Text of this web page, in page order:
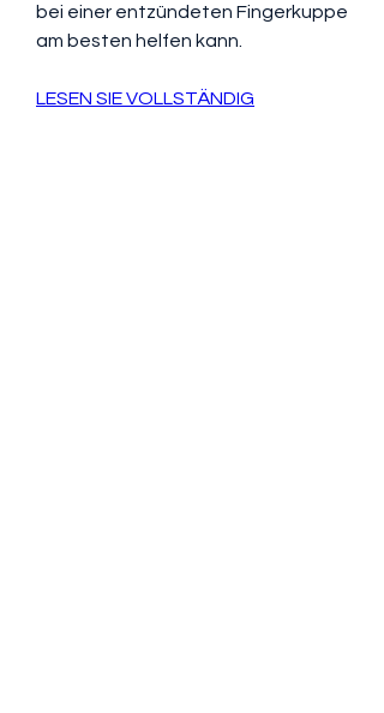
bei einer entzündeten Fingerkuppe
am besten helfen kann.
LESEN SIE VOLLSTÄNDIG